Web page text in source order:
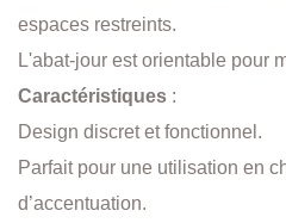
espaces restreints.
L'abat-jour est orientable pour
Caractéristiques :
Design discret et fonctionnel.
Parfait pour une utilisation en
d’accentuation.